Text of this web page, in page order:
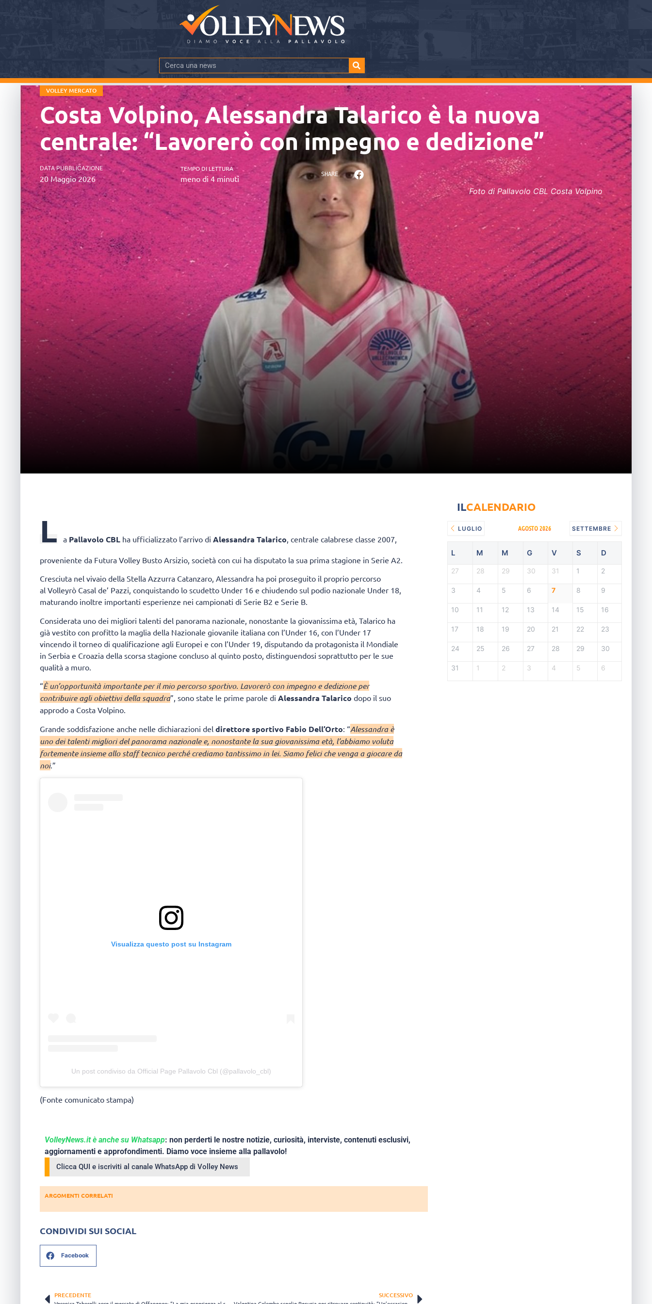
VOLLEY MERCATO
Costa Volpino, Alessandra Talarico è la nuova
centrale: “Lavorerò con impegno e dedizione”
DATA PUBBLICAZIONE
20 Maggio 2026
TEMPO DI LETTURA
meno di 4 minuti SHARE
Foto di Pallavolo CBL Costa Volpino
L a Pallavolo CBL ha ufficializzato l’arrivo di Alessandra Talarico , centrale calabrese classe 2007,
proveniente da Futura Volley Busto Arsizio, società con cui ha disputato la sua prima stagione in Serie A2.
Cresciuta nel vivaio della Stella Azzurra Catanzaro, Alessandra ha poi proseguito il proprio percorso
al Volleyrò Casal de’ Pazzi, conquistando lo scudetto Under 16 e chiudendo sul podio nazionale Under 18,
maturando inoltre importanti esperienze nei campionati di Serie B2 e Serie B.
Considerata uno dei migliori talenti del panorama nazionale, nonostante la giovanissima età, Talarico ha
già vestito con profitto la maglia della Nazionale giovanile italiana con l’Under 16, con l’Under 17
vincendo il torneo di qualificazione agli Europei e con l’Under 19, disputando da protagonista il Mondiale
in Serbia e Croazia della scorsa stagione concluso al quinto posto, distinguendosi soprattutto per le sue
qualità a muro.
“È un’opportunità importante per il mio percorso sportivo. Lavorerò con impegno e dedizione per
contribuire agli obiettivi della squadra”, sono state le prime parole di Alessandra Talarico dopo il suo
approdo a Costa Volpino.
Grande soddisfazione anche nelle dichiarazioni del direttore sportivo Fabio Dell’Orto: “Alessandra è
uno dei talenti migliori del panorama nazionale e, nonostante la sua giovanissima età, l’abbiamo voluta
fortemente insieme allo staff tecnico perché crediamo tantissimo in lei. Siamo felici che venga a giocare da
noi.”
Visualizza questo post su Instagram
Un post condiviso da Official Page Pallavolo Cbl (@pallavolo_cbl)
(Fonte comunicato stampa)
VolleyNews.it è anche su Whatsapp: non perderti le nostre notizie, curiosità, interviste, contenuti esclusivi,
aggiornamenti e approfondimenti. Diamo voce insieme alla pallavolo!
Clicca QUI e iscriviti al canale WhatsApp di Volley News
ARGOMENTI CORRELATI
CONDIVIDI SUI SOCIAL
Facebook
PRECEDENTE SUCCESSIVO
ILCALENDARIO
LUGLIO AGOSTO 2026 SETTEMBRE
L M M G V S D
27 28 29 30 31 1 2
3 4 5 6 7 8 9
10 11 12 13 14 15 16
17 18 19 20 21 22 23
24 25 26 27 28 29 30
31 1 2 3 4 5 6